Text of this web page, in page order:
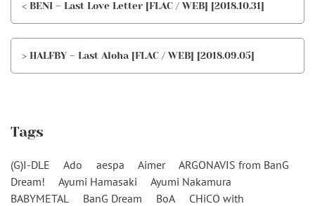
< BENI – Last Love Letter [FLAC / WEB] [2018.10.31]
> HALFBY – Last Aloha [FLAC / WEB] [2018.09.05]
Tags
(G)I-DLE Ado aespa Aimer
ARGONAVIS from BanG
Dream!
Ayumi Hamasaki
Ayumi Nakamura
BABYMETAL
BanG Dream BoA
CHiCO with